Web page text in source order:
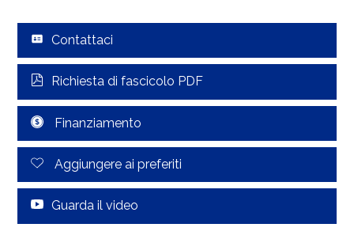
Contattaci
Richiesta di fascicolo PDF
Finanziamento
Aggiungere ai preferiti
Guarda il video